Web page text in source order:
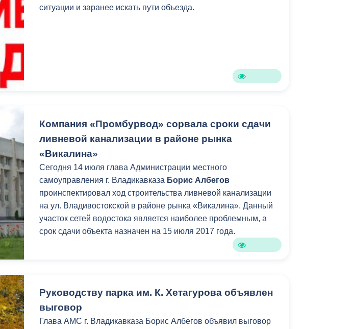
Кадровая политика Противодействие коррупции
Списки граждан, состоящих на
учете в качестве нуждающихся в
Общественное обсуждение
документов стратегического
планирования
Гражданская оборона в
Незаконное строительство
Порядок обжалования решений и
действий органов местного
самоуправления
органа
Бесплатная юридическая помощь
Выборы 2026
ситуации и заранее искать пути объезда.
Компания «Промбурвод» сорвала сроки сдачи
ливневой канализации в районе рынка
«Викалина»
Сегодня 14 июля глава Администрации местного
самоуправления г. Владикавказа Борис Албегов
проинспектировал ход строительства ливневой канализации
на ул. Владивостокской в районе рынка «Викалина». Данный
участок сетей водостока является наиболее проблемным, а
срок сдачи объекта назначен на 15 июля 2017 года.
Руководству парка им. К. Хетагурова объявлен
выговор
Глава АМС г. Владикавказа Борис Албегов объявил выговор